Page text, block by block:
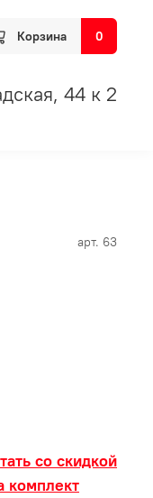
Корзина 0
44 к 2
арт. 63
со скидкой
комплект